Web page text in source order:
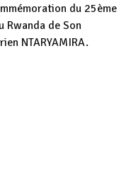
du 25ème
Rwanda de Son
NTARYAMIRA.